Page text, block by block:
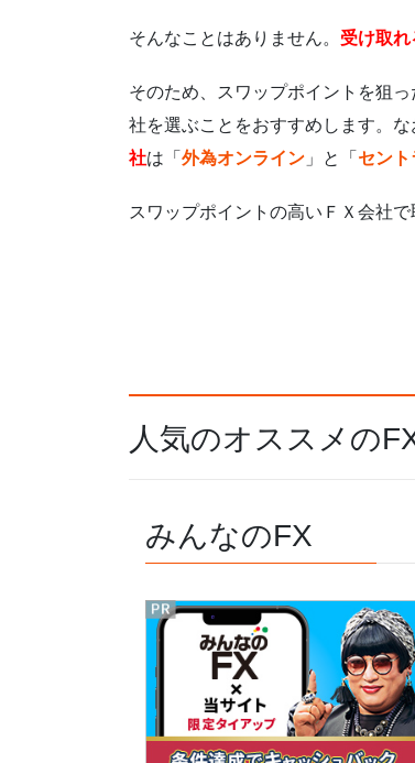
そんなことはありません。 受け取れ
そのため、スワップポイントを狙
社を選ぶことをおすすめします。な
社は「 外為オンライン 」と「 セン
スワップポイントの高いＦＸ会社
人気のオススメの
みんなのFX